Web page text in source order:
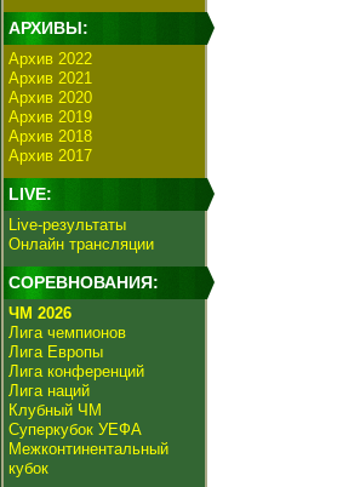
АРХИВЫ:
Архив 2022
Архив 2021
Архив 2020
Архив 2019
Архив 2018
Архив 2017
LIVE:
Live-результаты
Онлайн трансляции
СОРЕВНОВАНИЯ:
ЧМ 2026
Лига чемпионов
Лига Европы
Лига конференций
Лига наций
Клубный ЧМ
Суперкубок УЕФА
Межконтинентальный
кубок